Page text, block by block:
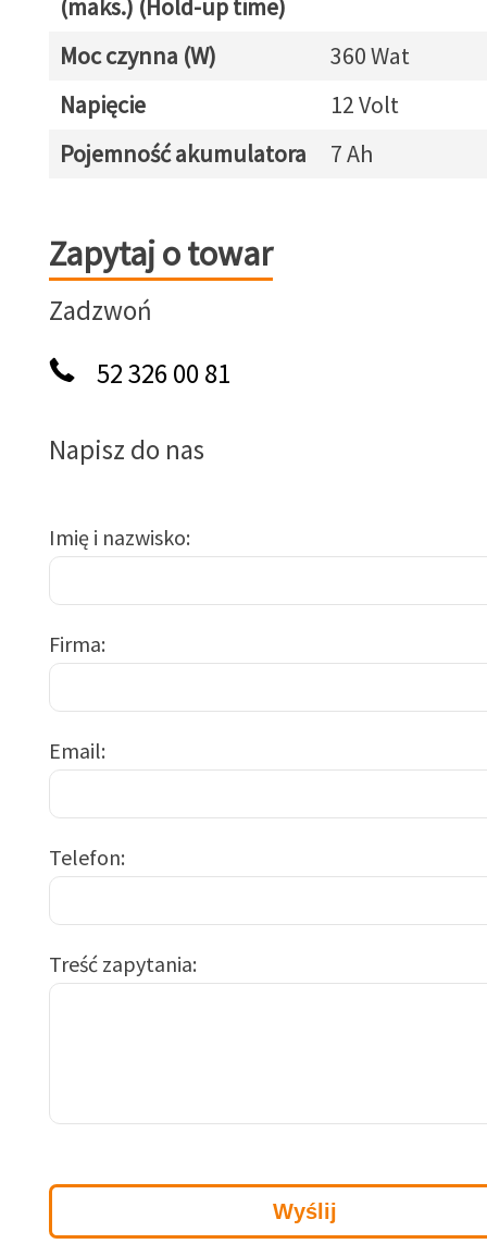
(maks.) (Hold-up time)
Moc czynna (W)
360 Wat
Napięcie
12 Volt
Pojemność akumulatora
7 Ah
Zapytaj o towar
Zapytaj o towar
Zadzwoń
52 326 00 81
Napisz do nas
Imię i nazwisko
Firma
Email
Telefon
Treść zapytania